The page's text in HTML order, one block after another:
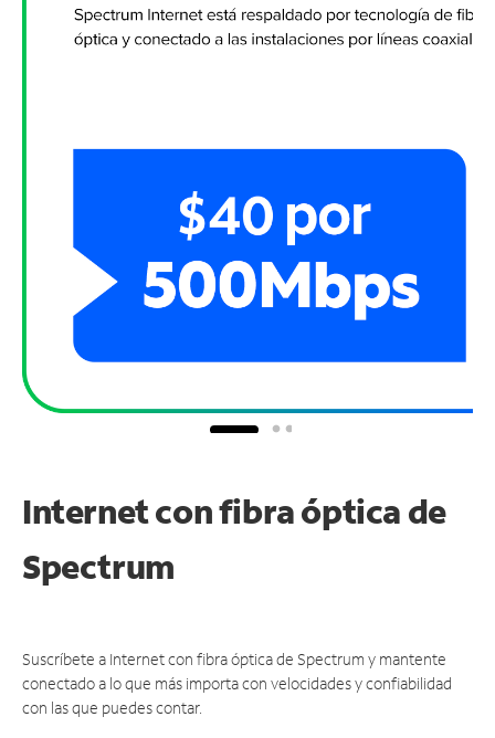
Internet con fibra óptica de
Spectrum
Suscríbete a Internet con fibra óptica de Spectrum y mantente
conectado a lo que más importa con velocidades y confiabilidad
con las que puedes contar.